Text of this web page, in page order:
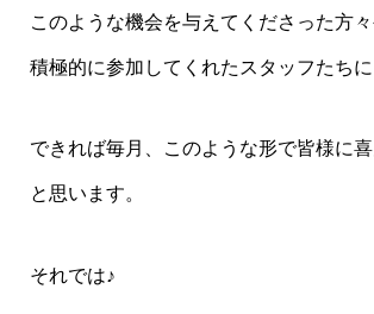
このような機会を与えてくださった方
積極的に参加してくれたスタッフたちに
できれば毎月、このような形で皆様に
と思います。
それでは♪